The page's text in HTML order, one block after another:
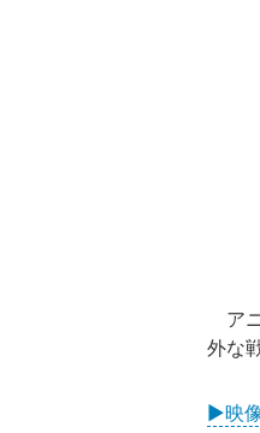
ア
外な
▶映